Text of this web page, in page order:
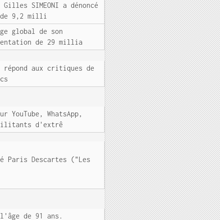
SIMEONI a dénoncé
9,2 milli
global de son
de 29 millia
répond aux critiques de
WhatsApp,
d'extrê
Paris Descartes ("Les
de 91 ans.